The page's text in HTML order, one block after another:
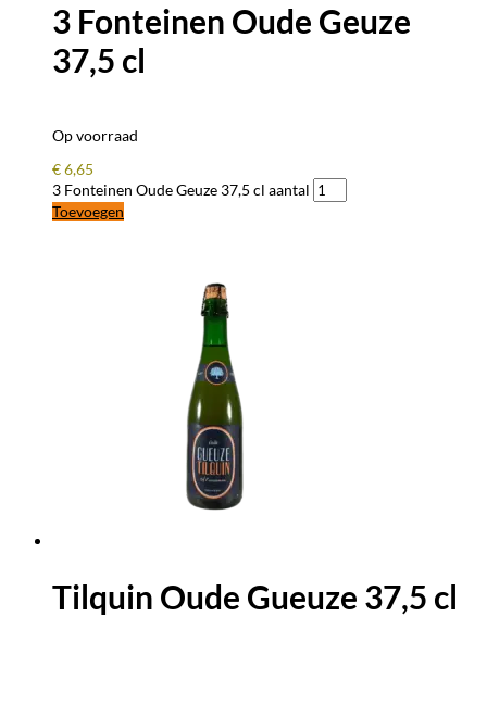
3 Fonteinen Oude Geuze
37,5 cl
Op voorraad
€6,65
3 Fonteinen Oude Geuze 37,5 cl aantal
Toevoegen
Tilquin Oude Gueuze 37,5 cl